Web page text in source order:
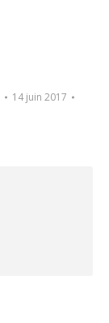
14 juin 2017